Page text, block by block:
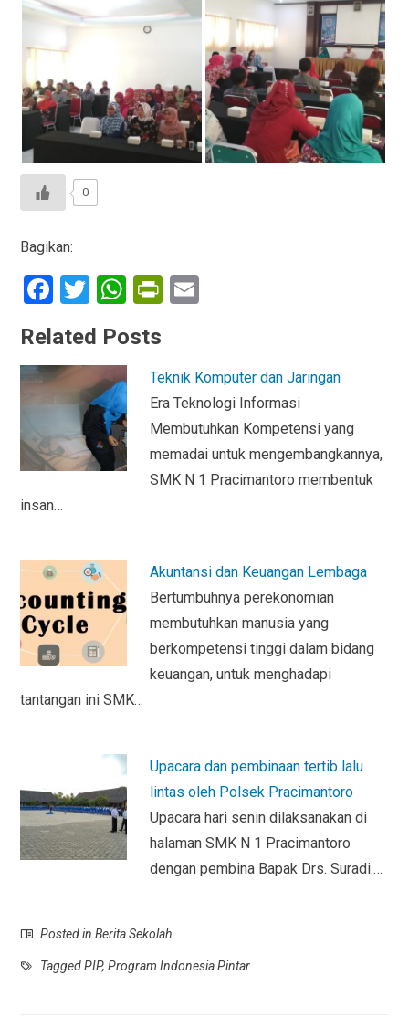
0
Bagikan:
F
ce
b
o
o
k
T
wi
tt
er
W
at
s
A
p
p
Pr
ri
e
n
dl
y
Related Posts
Teknik Komputer dan Jaringan
Era Teknologi Informasi
Membutuhkan Kompetensi yang
memadai untuk mengembangkannya,
SMK N 1 Pracimantoro membentuk
insan…
Akuntansi dan Keuangan Lembaga
Bertumbuhnya perekonomian
membutuhkan manusia yang
berkompetensi tinggi dalam bidang
keuangan, untuk menghadapi
tantangan ini SMK…
Upacara dan pembinaan tertib lalu
lintas oleh Polsek Pracimantoro
Upacara hari senin dilaksanakan di
halaman SMK N 1 Pracimantoro
dengan pembina Bapak Drs. Suradi.…
Posted inBerita Sekolah
TaggedPIP,Program Indonesia Pintar